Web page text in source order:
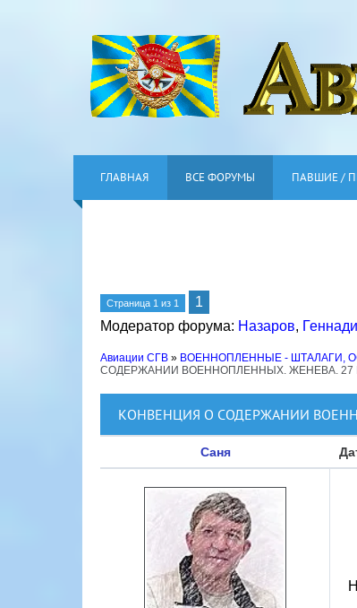
ГЛАВНАЯ ВСЕ ФОРУМЫ ПАВШИЕ /
Страница 1 из 1
1
Модератор форума: Назаров,
Авиации СГВ » ВОЕННОПЛЕННЫЕ - ШТАЛАГИ,
СОДЕРЖАНИИ ВОЕННОПЛЕННЫХ. ЖЕНЕВА. 27
КОНВЕНЦИЯ О СОДЕРЖАНИИ
Саня